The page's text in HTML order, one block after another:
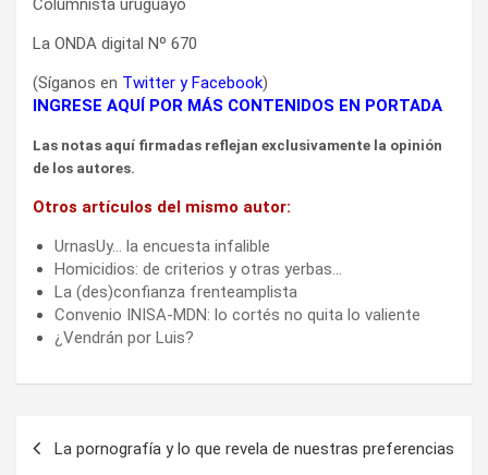
Columnista uruguayo
La ONDA digital Nº 670
(Síganos en Twitter yFacebook)
INGRESE AQUÍ POR MÁS CONTENIDOS EN PORTADA
Las notas aquí firmadas reflejan exclusivamente la opinión
de los autores.
Otros artículos del mismo autor:
UrnasUy… la encuesta infalible
Homicidios: de criterios y otras yerbas…
La (des)confianza frenteamplista
Convenio INISA-MDN: lo cortés no quita lo valiente
¿Vendrán por Luis?
La pornografía y lo que revela de nuestras preferencias